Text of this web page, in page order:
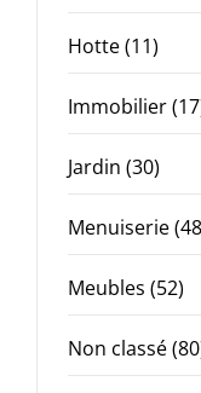
Hotte(11)
Immobilier
Jardin (30)
Menuiserie
Meubles (52)
Non classé